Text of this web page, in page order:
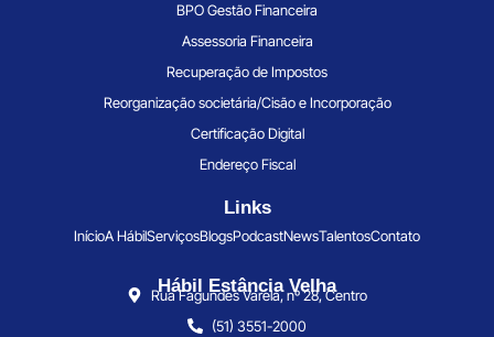
BPO Gestão Financeira
Assessoria Financeira
Recuperação de Impostos
Reorganização societária/Cisão e Incorporação
Certificação Digital
Endereço Fiscal
Links
InícioA HábilServiçosBlogsPodcastNewsTalentosContato
Hábil Estância Velha
Rua Fagundes Varela, nº 28, Centro
(51) 3551-2000